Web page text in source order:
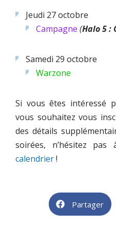
Jeudi 27 octobre
Campagne (Halo 5 :
Samedi 29 octobre
Warzone
Si vous êtes intéressé
vous souhaitez vous
des détails
soirées, n’hésitez
calendrier!
Partager